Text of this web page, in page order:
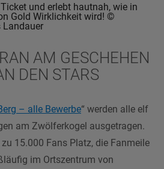
und erlebt hautnah, wie in
Gold Wirklichkeit wird! ©
Landauer
AM GESCHEHEN
DEN STARS
– alle Bewerbe“ werden alle elf
am Zwölferkogel ausgetragen.
15.000 Fans Platz, die Fanmeile
im Ortszentrum von